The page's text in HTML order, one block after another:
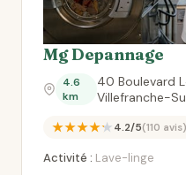
Mg Depannage
4.6
km
40 Boulevard
Villefranche-
★★★★★4.2/5(110 avis)
Activité : Lave-linge